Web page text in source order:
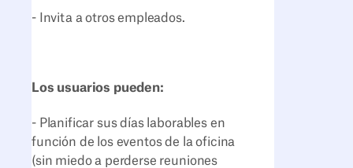
- Invita a otros empleados.
Los usuarios pueden:
- Planificar sus días laborables en
función de los eventos de la oficina
(sin miedo a perderse reuniones